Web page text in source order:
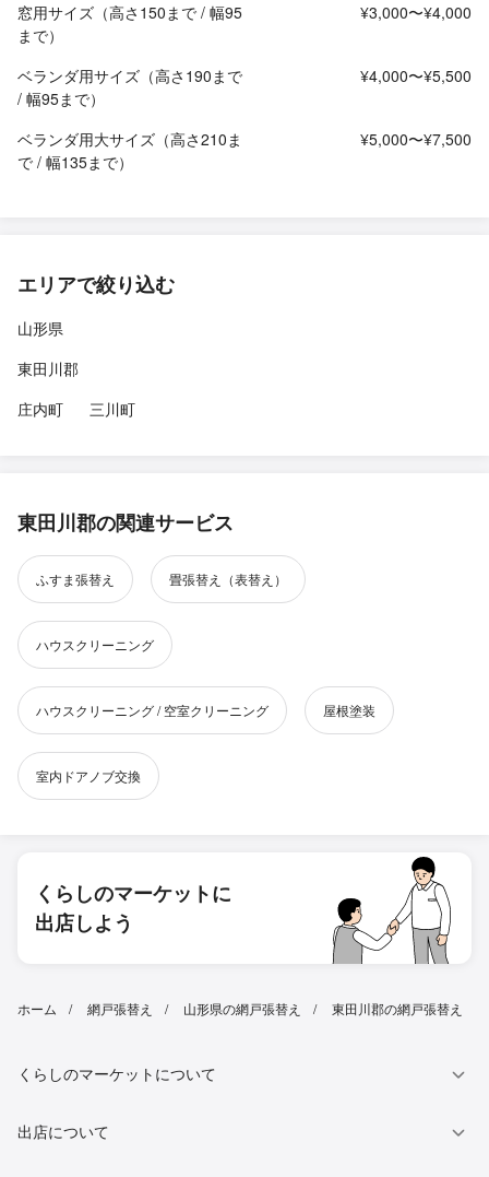
窓用サイズ（高さ150まで / 幅95
まで）
¥3,000〜¥4,000
ベランダ用サイズ（高さ190まで
/ 幅95まで）
¥4,000〜¥5,500
ベランダ用大サイズ（高さ210ま
で / 幅135まで）
¥5,000〜¥7,500
エリアで絞り込む
山形県
東田川郡
庄内町
三川町
東田川郡の関連サービス
ふすま張替え 畳張替え（表替え）
ハウスクリーニング
ハウスクリーニング / 空室クリーニング 屋根塗装
室内ドアノブ交換
くらしのマーケットに
出店しよう
ホーム 網戸張替え 山形県の網戸張替え 東田川郡の網戸張替え
くらしのマーケットについて
出店について